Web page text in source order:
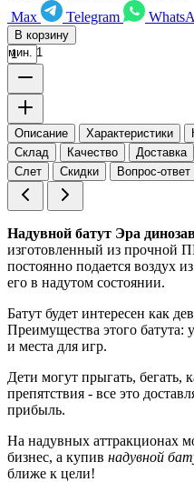
Max
Telegram
В корзину
мин. 1
Описание Характеристики
Склад
Качество Доставка
Слет
Скидки Вопрос-ответ
Надувной батут Эра
изготовленный из прочной
постоянно подается воздух
его в надутом состоянии.
Батут будет интересен как
Преимущества этого
и места для игр.
Дети могут прыгать, бегать,
препятствия - все это
прибыль.
На надувных аттракционах
бизнес, а купив надувной
ближе к цели!